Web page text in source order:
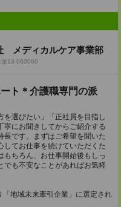
メディカルケア事業部
派13-060060
ト＊介護職専門の派
を選びたい」「正社員を目指し
寧にお聞きしてからご紹介する
長です。まずはご希望を聞いた
してお仕事を続けていただくた
ちろん、お仕事開始後もしっ
でも不安なことがあればお気軽
地域未来牽引企業」に選定され